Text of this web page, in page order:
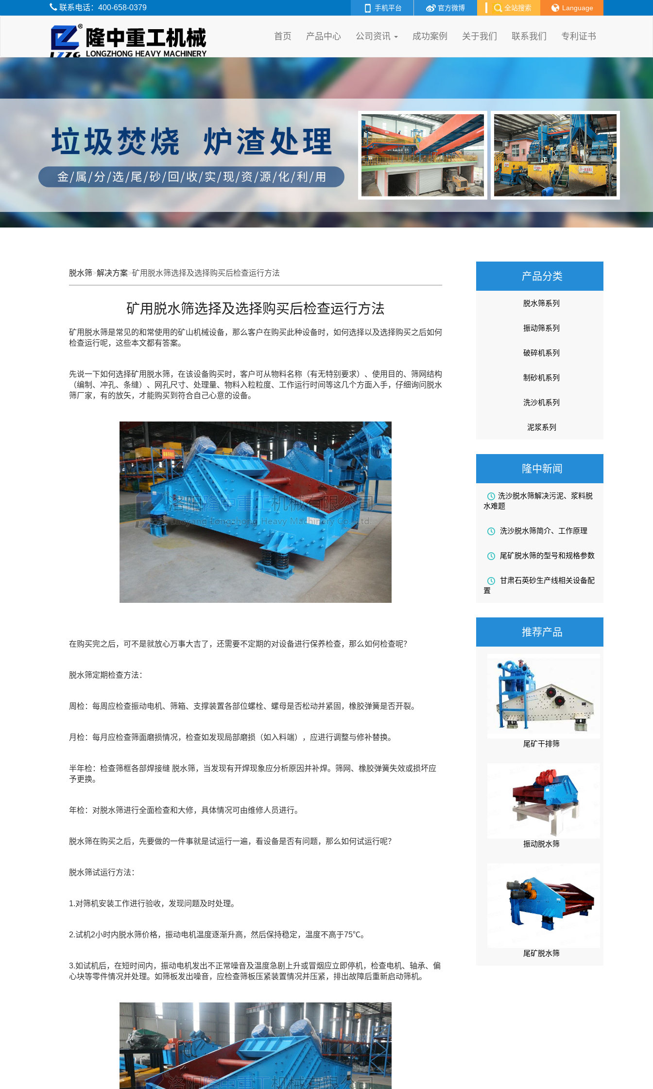
联系电话：400-658-0379 Language
全站搜索
官方微博
手机平台
脱水筛
首页 产品中心 公司资讯 成功案例 关于我们 联系我们 专利证书
脱水筛>解决方案>矿用脱水筛选择及选择购买后检查运行方法
矿用脱水筛选择及选择购买后检查运行方法
矿用脱水筛是常见的和常使用的矿山机械设备，那么客户在购买此种设备时，如何选择以及选择购买之后如何
检查运行呢，这些本文都有答案。
先说一下如何选择矿用脱水筛，在该设备购买时，客户可从物料名称（有无特别要求）、使用目的、筛网结构
（编制、冲孔、条缝）、网孔尺寸、处理量、物料入粒粒度、工作运行时间等这几个方面入手，仔细询问脱水
筛厂家，有的放矢，才能购买到符合自己心意的设备。
在购买完之后，可不是就放心万事大吉了，还需要不定期的对设备进行保养检查，那么如何检查呢？
脱水筛定期检查方法：
周检：每周应检查振动电机、筛箱、支撑装置各部位螺栓、螺母是否松动并紧固，橡胶弹簧是否开裂。
月检：每月应检查筛面磨损情况，检查如发现局部磨损（如入料端），应进行调整与修补替换。
半年检：检查筛框各部焊接缝 脱水筛，当发现有开焊现象应分析原因并补焊。筛网、橡胶弹簧失效或损坏应
予更换。
年检：对脱水筛进行全面检查和大修，具体情况可由维修人员进行。
脱水筛在购买之后，先要做的一件事就是试运行一遍，看设备是否有问题，那么如何试运行呢？
脱水筛试运行方法：
1.对筛机安装工作进行验收，发现问题及时处理。
2.试机2小时内脱水筛价格，振动电机温度逐渐升高，然后保持稳定，温度不高于75℃。
3.如试机后，在短时间内，振动电机发出不正常噪音及温度急剧上升或冒烟应立即停机，检查电机、轴承、偏
心块等零件情况并处理。如筛板发出噪音，应检查筛板压紧装置情况并压紧，排出故障后重新启动筛机。
产品分类
脱水筛系列
振动筛系列
破碎机系列
制砂机系列
洗沙机系列
泥浆系列
隆中新闻
洗沙脱水筛解决污泥、浆料脱
水难题
洗沙脱水筛简介、工作原理
尾矿脱水筛的型号和规格参数
甘肃石英砂生产线相关设备配
置
推荐产品
尾矿干排筛
振动脱水筛
尾矿脱水筛